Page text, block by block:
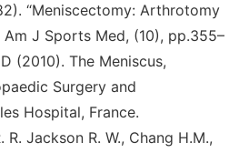
“Meniscectomy: Arthrotomy
Am J Sports Med, (10), pp.355–
(2010). The Meniscus,
Surgery and
Hospital, France.
R. Jackson R. W., Chang H.M.,